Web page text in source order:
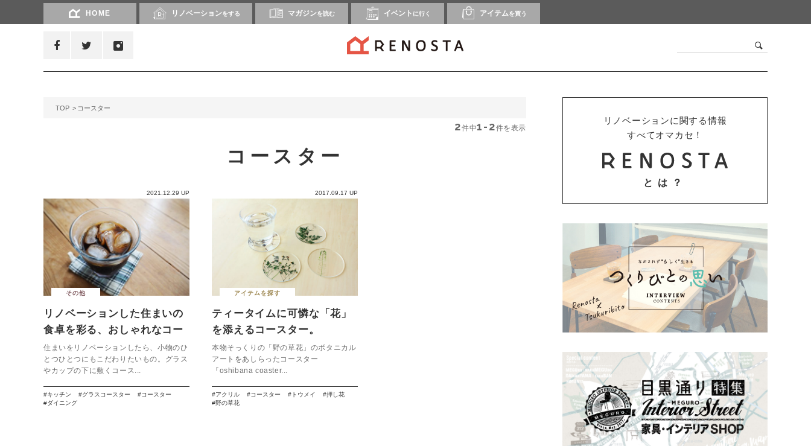
HOME リノベーションをする マガジンを読む イベント に行く アイテムを買う
TOP コースター
2件中1-2件を表示
コースター
2021.12.29 UP
その他
リノベーションした住まいの
食卓を彩る、おしゃれなコー
スター７選
住まいをリノベーションしたら、小物のひ
とつひとつにもこだわりたいもの。グラス
やカップの下に敷くコース...
キッチン グラスコースター
コースター
ダイニング
2017.09.17 UP
アイテムを探す
ティータイムに可憐な「花」
を添えるコースター。
【oshibana coaster】
本物そっくりの「野の草花」のボタニカル
アートをあしらったコースター
『oshibana coaster...
アクリル コースター トウメイ
押し花
野の草花
リノベーションに関する情報
すべてオマカセ！
とは？